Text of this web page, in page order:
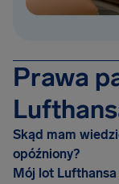
Prawa
Skąd mam
opóźniony?
Mój lot Lufthansa